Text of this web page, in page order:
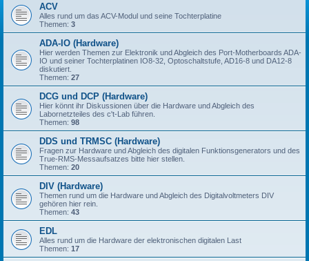
ACV
Alles rund um das ACV-Modul und seine Tochterplatine
Themen: 3
ADA-IO (Hardware)
Hier werden Themen zur Elektronik und Abgleich des Port-Motherboards ADA-
IO und seiner Tochterplatinen IO8-32, Optoschaltstufe, AD16-8 und DA12-8
diskutiert.
Themen: 27
DCG und DCP (Hardware)
Hier könnt ihr Diskussionen über die Hardware und Abgleich des
Labornetzteiles des c't-Lab führen.
Themen: 98
DDS und TRMSC (Hardware)
Fragen zur Hardware und Abgleich des digitalen Funktionsgenerators und des
True-RMS-Messaufsatzes bitte hier stellen.
Themen: 20
DIV (Hardware)
Themen rund um die Hardware und Abgleich des Digitalvoltmeters DIV
gehören hier rein.
Themen: 43
EDL
Alles rund um die Hardware der elektronischen digitalen Last
Themen: 17